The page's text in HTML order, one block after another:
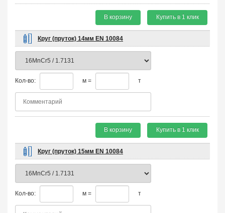
В корзину Купить в 1 клик
Круг (пруток) 14мм EN 10084
Кол-во: м = т
В корзину Купить в 1 клик
Круг (пруток) 15мм EN 10084
Кол-во: м = т